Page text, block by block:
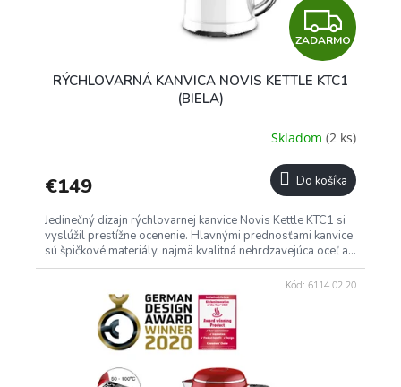
Z
A
D
A
R
M
O
ZADARMO
RÝCHLOVARNÁ KANVICA NOVIS KETTLE KTC1
(BIELA)
Skladom (2 ks)
€149 Do košíka
Jedinečný dizajn rýchlovarnej kanvice Novis Kettle KTC1 si
vyslúžil prestížne ocenenie. Hlavnými prednosťami kanvice
sú špičkové materiály, najmä kvalitná nehrdzavejúca oceľ a...
Kód: 6114.02.20